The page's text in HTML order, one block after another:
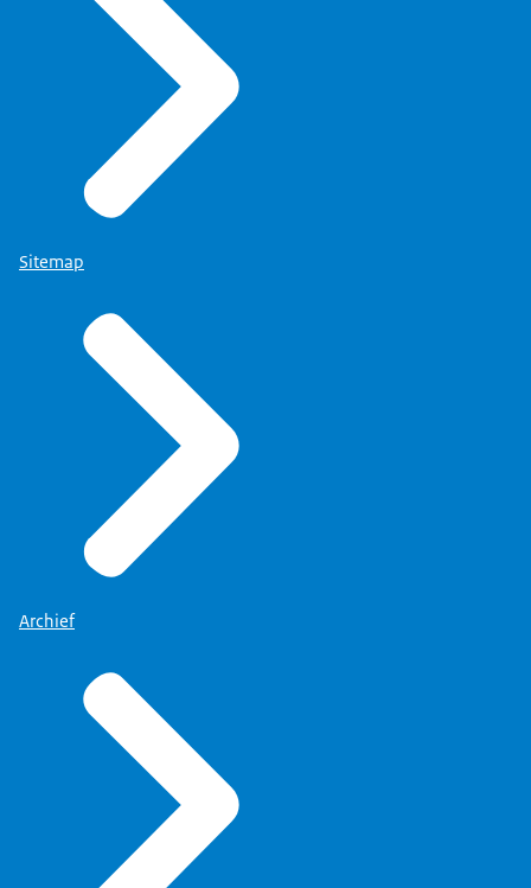
Sitemap
Archief